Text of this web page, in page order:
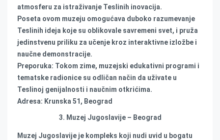
atmosferu za istraživanje Teslinih inovacija.
Poseta ovom muzeju omogućava duboko razumevanje
Teslinih ideja koje su oblikovale savremeni svet, i pruža
jedinstvenu priliku za učenje kroz interaktivne izložbe i
naučne demonstracije.
Preporuka: Tokom zime, muzejski edukativni programi i
tematske radionice su odličan način da uživate u
Teslinoj genijalnosti i naučnim otkrićima.
Adresa: Krunska 51, Beograd
3. Muzej Jugoslavije – Beograd
Muzej Jugoslavije je kompleks koji nudi uvid u bogatu